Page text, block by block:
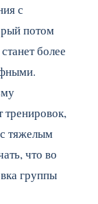
с
потом
более
тренировок,
тяжелым
что во
группы